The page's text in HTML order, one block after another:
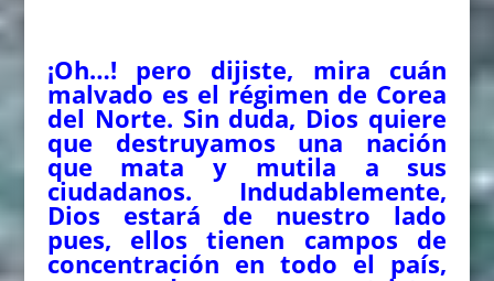
¡Oh…! pero dijiste, mira cuán
malvado es el régimen de Corea
del Norte. Sin duda, Dios quiere
que destruyamos una nación
que mata y mutila a sus
ciudadanos. Indudablemente,
Dios estará de nuestro lado
pues, ellos tienen campos de
concentración en todo el país,